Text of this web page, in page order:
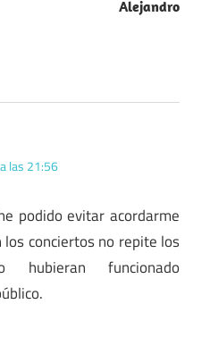
Alejandro
las 21:56
podido evitar acordarme
conciertos no repite los
hubieran funcionado